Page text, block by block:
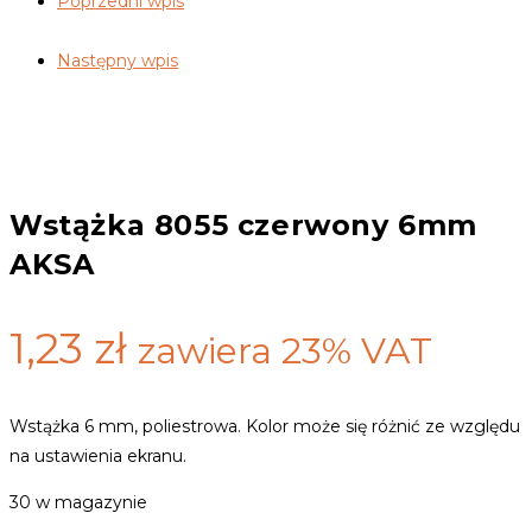
Następny wpis
Wstążka 8055 czerwony 6mm
AKSA
1,23 zł zawiera 23% VAT
Wstążka 6 mm, poliestrowa. Kolor może się różnić ze względu
na ustawienia ekranu.
30 w magazynie